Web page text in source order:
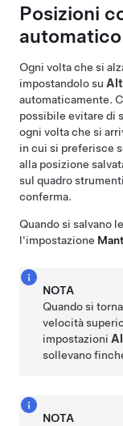
Posizioni
automatico
Ogni volta che si
impostandolo su
automaticamente.
possibile evitare di
ogni volta che si
in cui si preferisce
alla posizione
sul quadro
conferma.
Quando si salvano
l'impostazione
NOTA
Quando si
velocità
impostazioni
sollevano
NOTA